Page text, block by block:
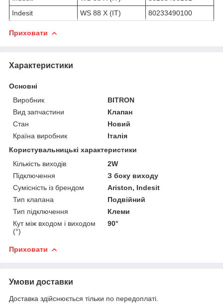
Indesit
WS 88 X (IT) 80233490100
Приховати
Характеристики
Основні
Виробник
BITRON
Вид запчастини
Клапан
Стан
Новий
Країна виробник
Італія
Користувальницькі характеристики
Кількість виходів
2W
Підключення
З боку виходу
Сумісність із брендом
Ariston, Indesit
Тип клапана
Подвійний
Тип підключення
Клеми
Кут між входом і виходом
(°)
90°
Приховати
Умови доставки
Доставка здійснюється тільки по передоплаті.